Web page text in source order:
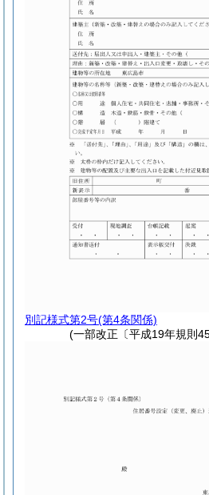
別記様式第2号(第4条関係)
(一部改正〔平成19年規則